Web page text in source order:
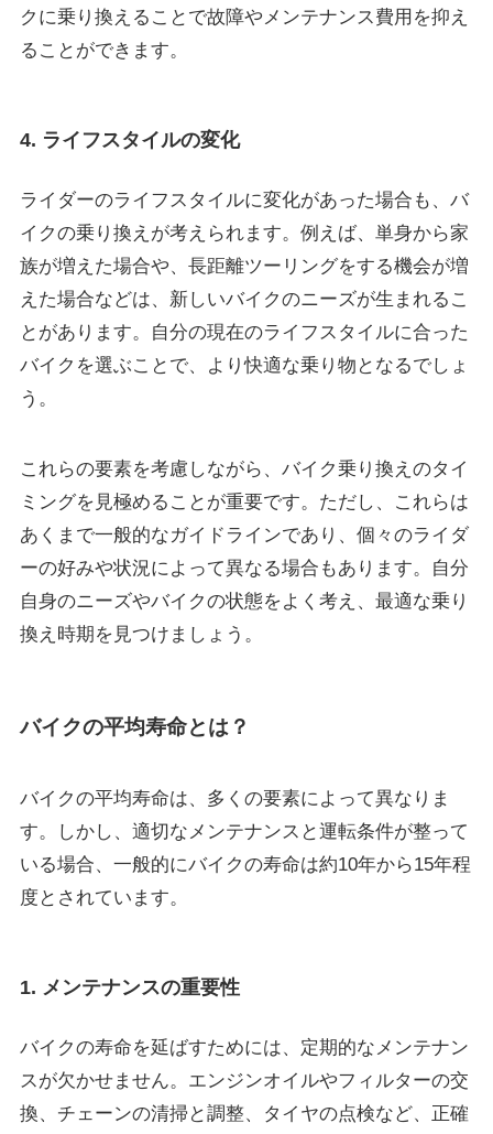
クに乗り換えることで故障やメンテナンス費用を抑え
ることができます。
4. ライフスタイルの変化
ライダーのライフスタイルに変化があった場合も、バ
イクの乗り換えが考えられます。例えば、単身から家
族が増えた場合や、長距離ツーリングをする機会が増
えた場合などは、新しいバイクのニーズが生まれるこ
とがあります。自分の現在のライフスタイルに合った
バイクを選ぶことで、より快適な乗り物となるでしょ
う。
これらの要素を考慮しながら、バイク乗り換えのタイ
ミングを見極めることが重要です。ただし、これらは
あくまで一般的なガイドラインであり、個々のライダ
ーの好みや状況によって異なる場合もあります。自分
自身のニーズやバイクの状態をよく考え、最適な乗り
換え時期を見つけましょう。
バイクの平均寿命とは？
バイクの平均寿命は、多くの要素によって異なりま
す。しかし、適切なメンテナンスと運転条件が整って
いる場合、一般的にバイクの寿命は約10年から15年程
度とされています。
1. メンテナンスの重要性
バイクの寿命を延ばすためには、定期的なメンテナン
スが欠かせません。エンジンオイルやフィルターの交
換、チェーンの清掃と調整、タイヤの点検など、正確